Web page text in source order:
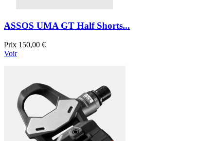
ASSOS UMA GT Half Shorts...
Prix 150,00 €
Voir